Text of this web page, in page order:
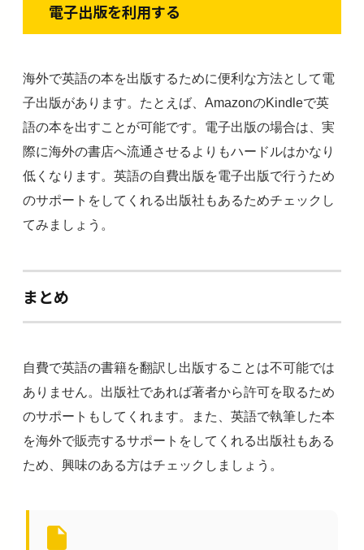
電子出版を利用する
海外で英語の本を出版するために便利な方法として電
子出版があります。たとえば、AmazonのKindleで英
語の本を出すことが可能です。電子出版の場合は、実
際に海外の書店へ流通させるよりもハードルはかなり
低くなります。英語の自費出版を電子出版で行うため
のサポートをしてくれる出版社もあるためチェックし
てみましょう。
まとめ
自費で英語の書籍を翻訳し出版することは不可能では
ありません。出版社であれば著者から許可を取るため
のサポートもしてくれます。また、英語で執筆した本
を海外で販売するサポートをしてくれる出版社もある
ため、興味のある方はチェックしましょう。